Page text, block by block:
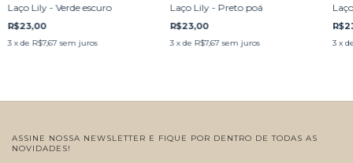
Laço Lily - Verde escuro
R$23,00
3 x de R$7,67 sem juros
Laço Lily - Preto poá
R$23,00
3 x de R$7,67 sem juros 3 x
ASSINE NOSSA NEWSLETTER E FIQUE POR DENTRO DE TODAS AS
NOVIDADES!